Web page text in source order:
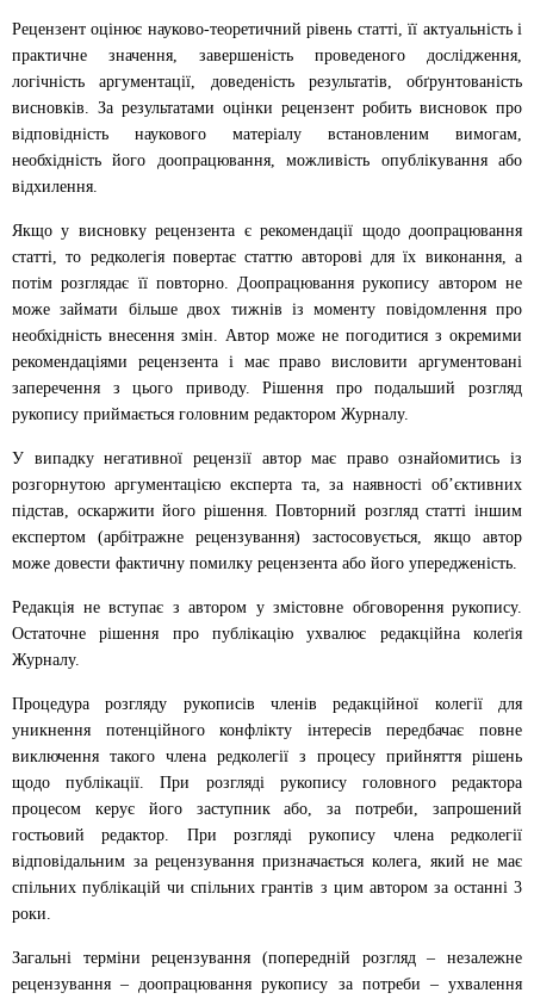
Рецензент оцінює науково-теоретичний рівень статті, її актуальність і
практичне значення, завершеність проведеного дослідження,
логічність аргументації, доведеність результатів, обґрунтованість
висновків. За результатами оцінки рецензент робить висновок про
відповідність наукового матеріалу встановленим вимогам,
необхідність його доопрацювання, можливість опублікування або
відхилення.
Якщо у висновку рецензента є рекомендації щодо доопрацювання
статті, то редколегія повертає статтю авторові для їх виконання, а
потім розглядає її повторно. Доопрацювання рукопису автором не
може займати більше двох тижнів із моменту повідомлення про
необхідність внесення змін. Автор може не погодитися з окремими
рекомендаціями рецензента і має право висловити аргументовані
заперечення з цього приводу. Рішення про подальший розгляд
рукопису приймається головним редактором Журналу.
У випадку негативної рецензії автор має право ознайомитись із
розгорнутою аргументацією експерта та, за наявності об’єктивних
підстав, оскаржити його рішення. Повторний розгляд статті іншим
експертом (арбітражне рецензування) застосовується, якщо автор
може довести фактичну помилку рецензента або його упередженість.
Редакція не вступає з автором у змістовне обговорення рукопису.
Остаточне рішення про публікацію ухвалює редакційна колеґія
Журналу.
Процедура розгляду рукописів членів редакційної колегії для
уникнення потенційного конфлікту інтересів передбачає повне
виключення такого члена редколегії з процесу прийняття рішень
щодо публікації. При розгляді рукопису головного редактора
процесом керує його заступник або, за потреби, запрошений
гостьовий редактор. При розгляді рукопису члена редколегії
відповідальним за рецензування призначається колега, який не має
спільних публікацій чи спільних грантів з цим автором за останні 3
роки.
Загальні терміни рецензування (попередній розгляд – незалежне
рецензування – доопрацювання рукопису за потреби – ухвалення